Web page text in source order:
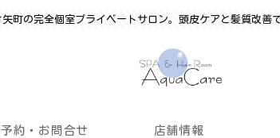
町の完全個室プライベートサロン。頭皮ケアと髪質改善
約・お問合せ 店舗情報